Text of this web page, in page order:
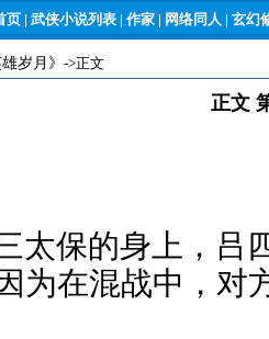
页 | 武侠小说列表 | 作家 | 网络同人 | 玄幻
雄岁月》 ->正文
正文
太保的身上，吕
为在混战中，对